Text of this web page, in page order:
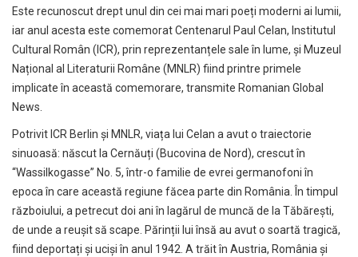
Este recunoscut drept unul din cei mai mari poeți moderni ai lumii,
iar anul acesta este comemorat Centenarul Paul Celan, Institutul
Cultural Român (ICR), prin reprezentanțele sale în lume, și Muzeul
Național al Literaturii Române (MNLR) fiind printre primele
implicate în această comemorare, transmite Romanian Global
News
Potrivit ICR Berlin și MNLR, viața lui Celan a avut o traiectorie
sinuoasă: născut la Cernăuți (Bucovina de Nord), crescut în
“Wassilkogasse” No. 5, într-o familie de evrei germanofoni în
epoca în care această regiune făcea parte din România. În timpul
războiului, a petrecut doi ani în lagărul de muncă de la Tăbărești,
de unde a reușit să scape. Părinții lui însă au avut o soartă tragică,
fiind deportați și ucişi în anul 1942. A trăit în Austria, România și